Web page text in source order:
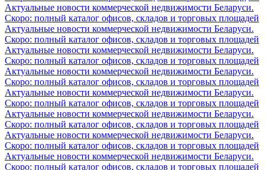
Актуальные новости коммерческой недвижимости Беларуси.
Скоро: полный каталог офисов, складов и торговых площадей
Актуальные новости коммерческой недвижимости Беларуси.
Скоро: полный каталог офисов, складов и торговых площадей
Актуальные новости коммерческой недвижимости Беларуси.
Скоро: полный каталог офисов, складов и торговых площадей
Актуальные новости коммерческой недвижимости Беларуси.
Скоро: полный каталог офисов, складов и торговых площадей
Актуальные новости коммерческой недвижимости Беларуси.
Скоро: полный каталог офисов, складов и торговых площадей
Актуальные новости коммерческой недвижимости Беларуси.
Скоро: полный каталог офисов, складов и торговых площадей
Актуальные новости коммерческой недвижимости Беларуси.
Скоро: полный каталог офисов, складов и торговых площадей
Актуальные новости коммерческой недвижимости Беларуси.
Скоро: полный каталог офисов, складов и торговых площадей